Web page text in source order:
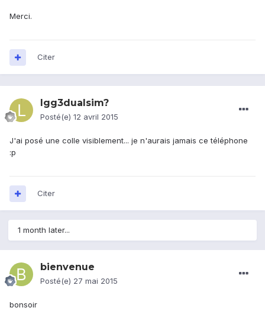
Merci.
Citer
lgg3dualsim?
Posté(e) 12 avril 2015
J'ai posé une colle visiblement... je n'aurais jamais ce téléphone
:p
Citer
1 month later...
bienvenue
Posté(e) 27 mai 2015
bonsoir